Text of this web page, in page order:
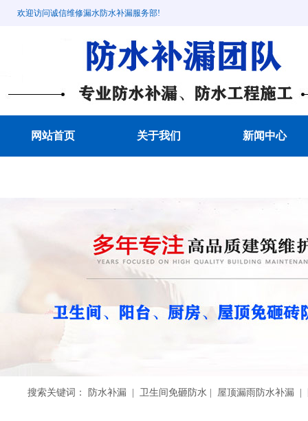
欢迎访问诚信维修漏水防水补漏服务部!
网站首页 关于我们 新闻中心
搜索关键词： 防水补漏 | 卫生间免砸防水 | 屋顶漏雨防水补漏